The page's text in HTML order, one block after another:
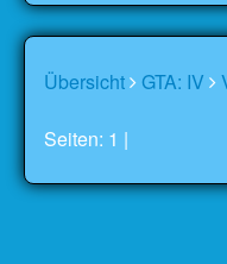
Übersicht GTA: IV
Seiten: 1 |